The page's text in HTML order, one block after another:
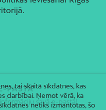
PASTĀ
savā e-pastā!
tai skaitā sīkdatnes, kas
darbībai. Ņemot vērā, ka
netiks izmantotas, šo